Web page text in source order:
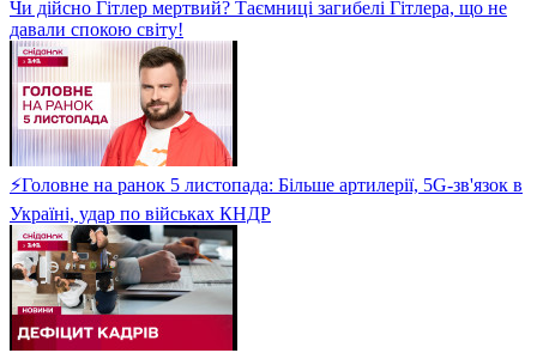
Чи дійсно Гітлер мертвий? Таємниці загибелі Гітлера, що не
давали спокою світу!
⚡Головне на ранок 5 листопада: Більше артилерії, 5G-зв'язок в
Україні, удар по військах КНДР